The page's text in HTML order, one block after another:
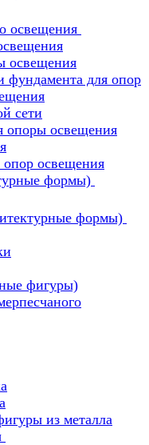
освещения
освещения
фундамента для опор
сети
опоры освещения
освещения
формы)
формы)
фигуры)
из металла